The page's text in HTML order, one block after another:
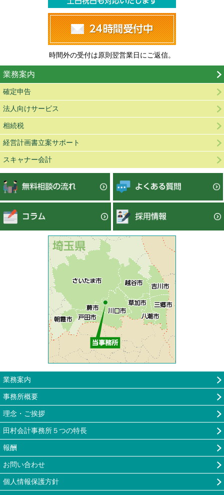
時間外の受付は原則翌営業日にご返信。
業務案内
確定申告
法人向けサービス
相続税
経営計画書立案サポート
スキャナー会計
業務案内
事務所概要
理念・ご挨拶
田村会計事務所５つの特長
報酬
お問い合わせ
個人情報保護方針